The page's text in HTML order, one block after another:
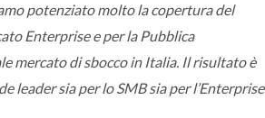
potenziato molto la copertura del
Enterprise e per la Pubblica
mercato di sbocco in Italia. Il risultato è
leader sia per lo SMB sia per l’Enterprise